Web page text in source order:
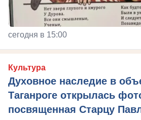
сегодня в 15:00
Культура
Духовное наследие в
Таганроге открылась
посвященная Старцу